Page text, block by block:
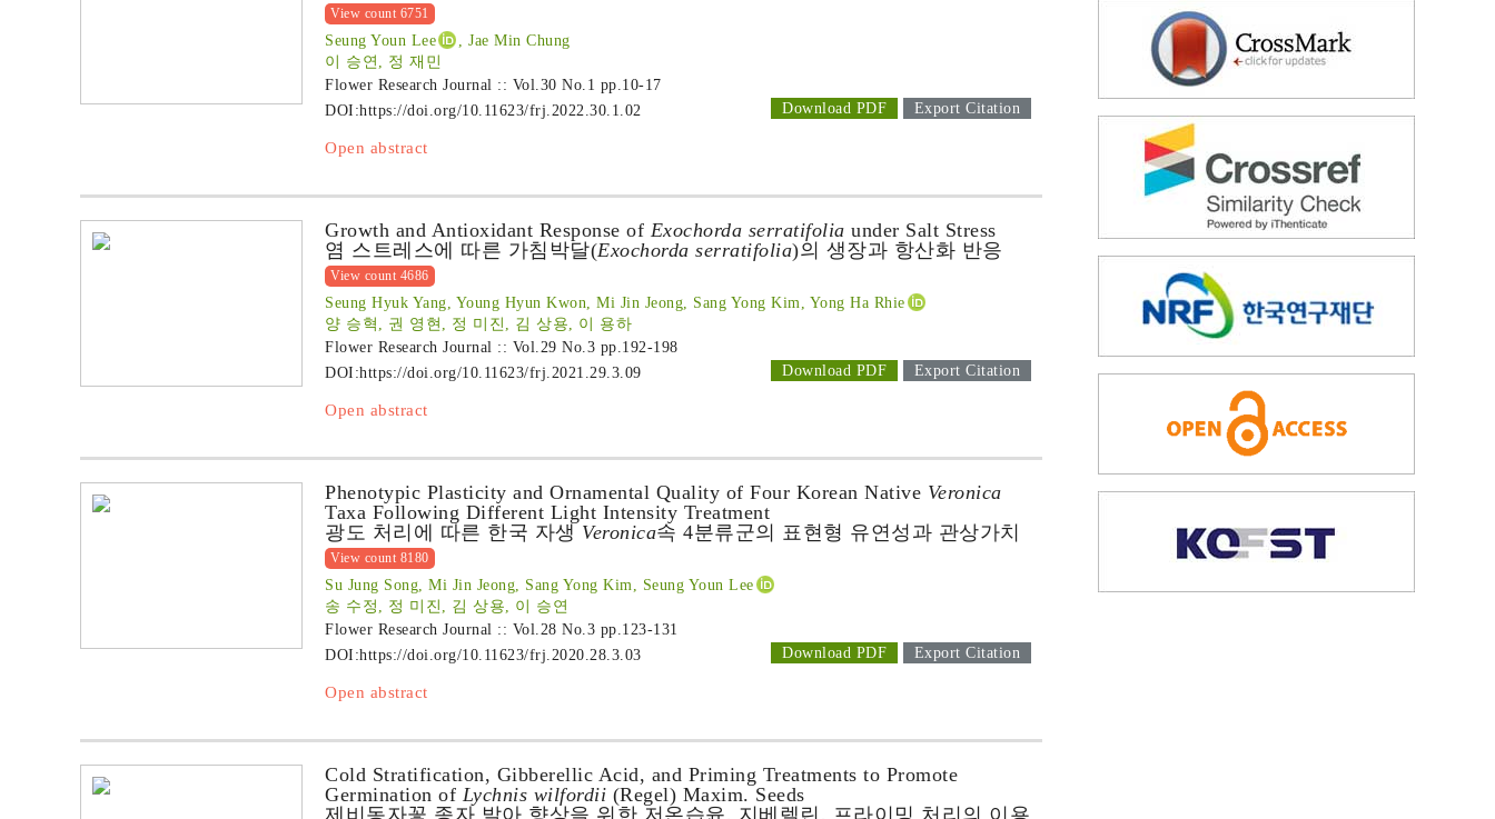
View count 6751
Seung Youn Lee
, Jae Min Chung
이 승연, 정 재민
Flower Research Journal :: Vol.30 No.1 pp.10-17
DOI:https://doi.org/10.11623/frj.2022.30.1.02 Download PDF Export Citation
Open abstract
Growth and Antioxidant Response of Exochorda serratifolia under Salt Stress
염 스트레스에 따른 가침박달(Exochorda serratifolia)의 생장과 항산화 반응
View count 4686
Seung Hyuk Yang, Young Hyun Kwon, Mi Jin Jeong, Sang Yong Kim, Yong Ha Rhie
양 승혁, 권 영현, 정 미진, 김 상용, 이 용하
Flower Research Journal :: Vol.29 No.3 pp.192-198
DOI:https://doi.org/10.11623/frj.2021.29.3.09 Download PDF Export Citation
Open abstract
Phenotypic Plasticity and Ornamental Quality of Four Korean Native Veronica
Taxa Following Different Light Intensity Treatment
광도 처리에 따른 한국 자생 Veronica속 4분류군의 표현형 유연성과 관상가치
View count 8180
Su Jung Song, Mi Jin Jeong, Sang Yong Kim, Seung Youn Lee
송 수정, 정 미진, 김 상용, 이 승연
Flower Research Journal :: Vol.28 No.3 pp.123-131
DOI:https://doi.org/10.11623/frj.2020.28.3.03 Download PDF Export Citation
Open abstract
Cold Stratification, Gibberellic Acid, and Priming Treatments to Promote
Germination of Lychnis wilfordii (Regel) Maxim. Seeds
제비동자꽃 종자 발아 향상을 위한 저온습윤, 지베렐린, 프라이밍 처리의 이용